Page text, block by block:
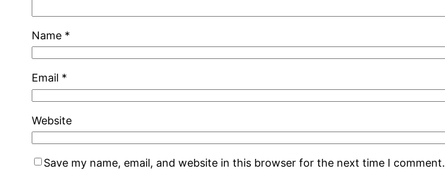
Name *
Email *
Website
Save my name, email, and website in this browser for the next time I comment.